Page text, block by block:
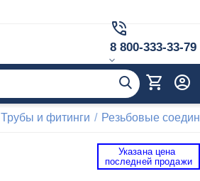
8 800-333-33-79
Трубы и фитинги / Резьбовые
Указана цена
последней продажи